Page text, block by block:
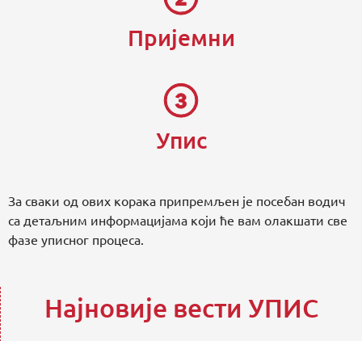
Пријемни
Упис
За сваки од ових корака припремљен је посебан водич
са детаљним информацијама који ће вам олакшати све
фазе уписног процеса.
Најновије вести УПИС